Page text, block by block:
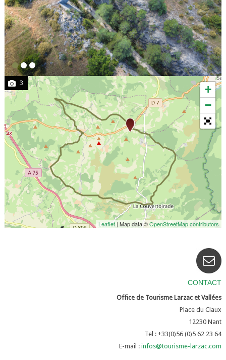
3
+
−
Leaflet | Map data ©OpenStreetMap contributors
CONTACT
Office de Tourisme Larzac et Vallées
Place du Claux
12230 Nant
Tel : +33(0)56 (0)5 62 23 64
E-mail : infos@tourisme-larzac.com